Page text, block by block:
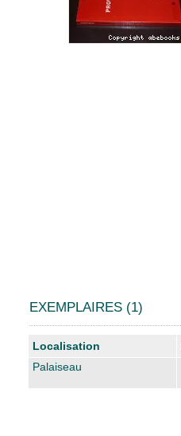
EXEMPLAIRES (1)
Liste des exemplaires
Localisation
Palaiseau